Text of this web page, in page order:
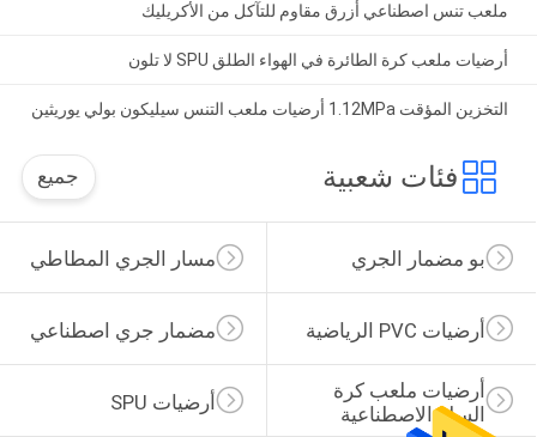
ملعب تنس اصطناعي أزرق مقاوم للتآكل من الأكريليك
أرضيات ملعب كرة الطائرة في الهواء الطلق SPU لا تلون
التخزين المؤقت 1.12MPa أرضيات ملعب التنس سيليكون بولي يوريثين
فئات شعبية جميع
مسار الجري المطاطي بو مضمار الجري
مضمار جري اصطناعي أرضيات PVC الرياضية
أرضيات SPU
أرضيات ملعب كرة
السلة الاصطناعية